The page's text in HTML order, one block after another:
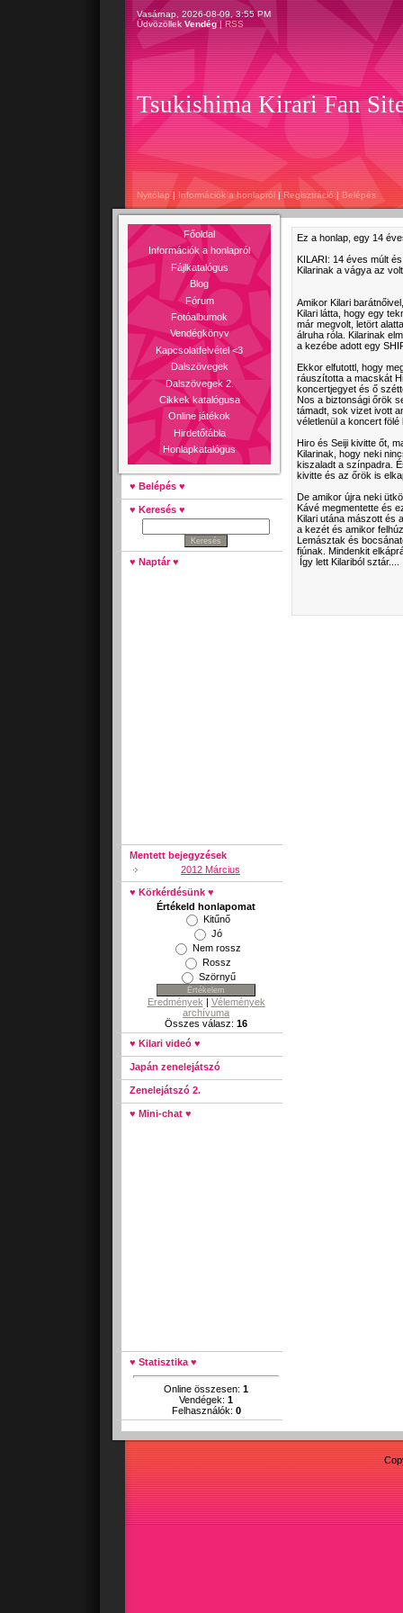
Vasárnap, 2026-08-09, 3:55 PM
Üdvözöllek Vendég|RSS
Tsukishima Kirari Fan
Nyitólap| Információk a honlapról |Regisztráció | Belépés
Főoldal
Információk a honlapról
Fájlkatalógus
Blog
Fórum
Fotóalbumok
Vendégkönyv
Kapcsolatfelvétel <3
Dalszövegek
Dalszövegek 2.
Cikkek katalógusa
Online játékok
Hirdetőtábla
Honlapkatalógus
♥ Belépés ♥
♥ Keresés ♥
♥ Naptár ♥
Mentett bejegyzések
2012 Március
♥ Körkérdésünk ♥
Értékeld honlapomat
Kitűnő
Jó
Nem rossz
Rossz
Szörnyű
Eredmények | Vélemények
archívuma
Összes válasz: 16
♥ Kilari videó ♥
Japán zenelejátszó
Zenelejátszó 2.
♥ Mini-chat ♥
♥ Statisztika ♥
Online összesen: 1
Vendégek: 1
Felhasználók: 0
Ez a honlap, egy 14
KILARI: 14 éves múlt
Kilarinak a vágya az
Amikor Kilari
Kilari látta, hogy egy
már megvolt, letört
álruha róla. Kilarinak
a kezébe adott egy
Ekkor elfutottl, hogy
ráuszította a macskát
koncertjegyet és ő
Nos a biztonsági őrök
támadt, sok vizet ivott
véletlenül a koncert
Hiro és Seiji kivitte őt,
Kilarinak, hogy neki
kiszaladt a színpadra.
kivitte és az őrök is
De amikor újra neki
Kávé megmentette és
Kilari utána mászott és
a kezét és amikor
Lemásztak és
fiúnak. Mindenkit
Így lett Kilariból sztár....